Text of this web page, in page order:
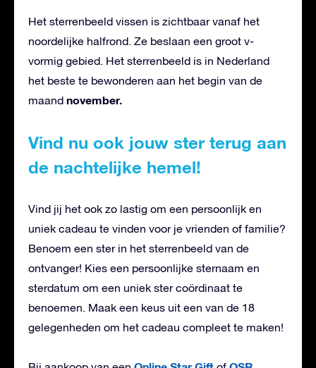
Het sterrenbeeld vissen is zichtbaar vanaf het
noordelijke halfrond. Ze beslaan een groot v-
vormig gebied. Het sterrenbeeld is in Nederland
het beste te bewonderen aan het begin van de
maand november.
Vind nu ook jouw ster terug aan
de nachtelijke hemel!
Vind jij het ook zo lastig om een persoonlijk en
uniek cadeau te vinden voor je vrienden of familie?
Benoem een ster in het sterrenbeeld van de
ontvanger! Kies een persoonlijke sternaam en
sterdatum om een uniek ster coördinaat te
benoemen. Maak een keus uit een van de 18
gelegenheden om het cadeau compleet te maken!